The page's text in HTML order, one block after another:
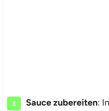
Sauce zubereiten: